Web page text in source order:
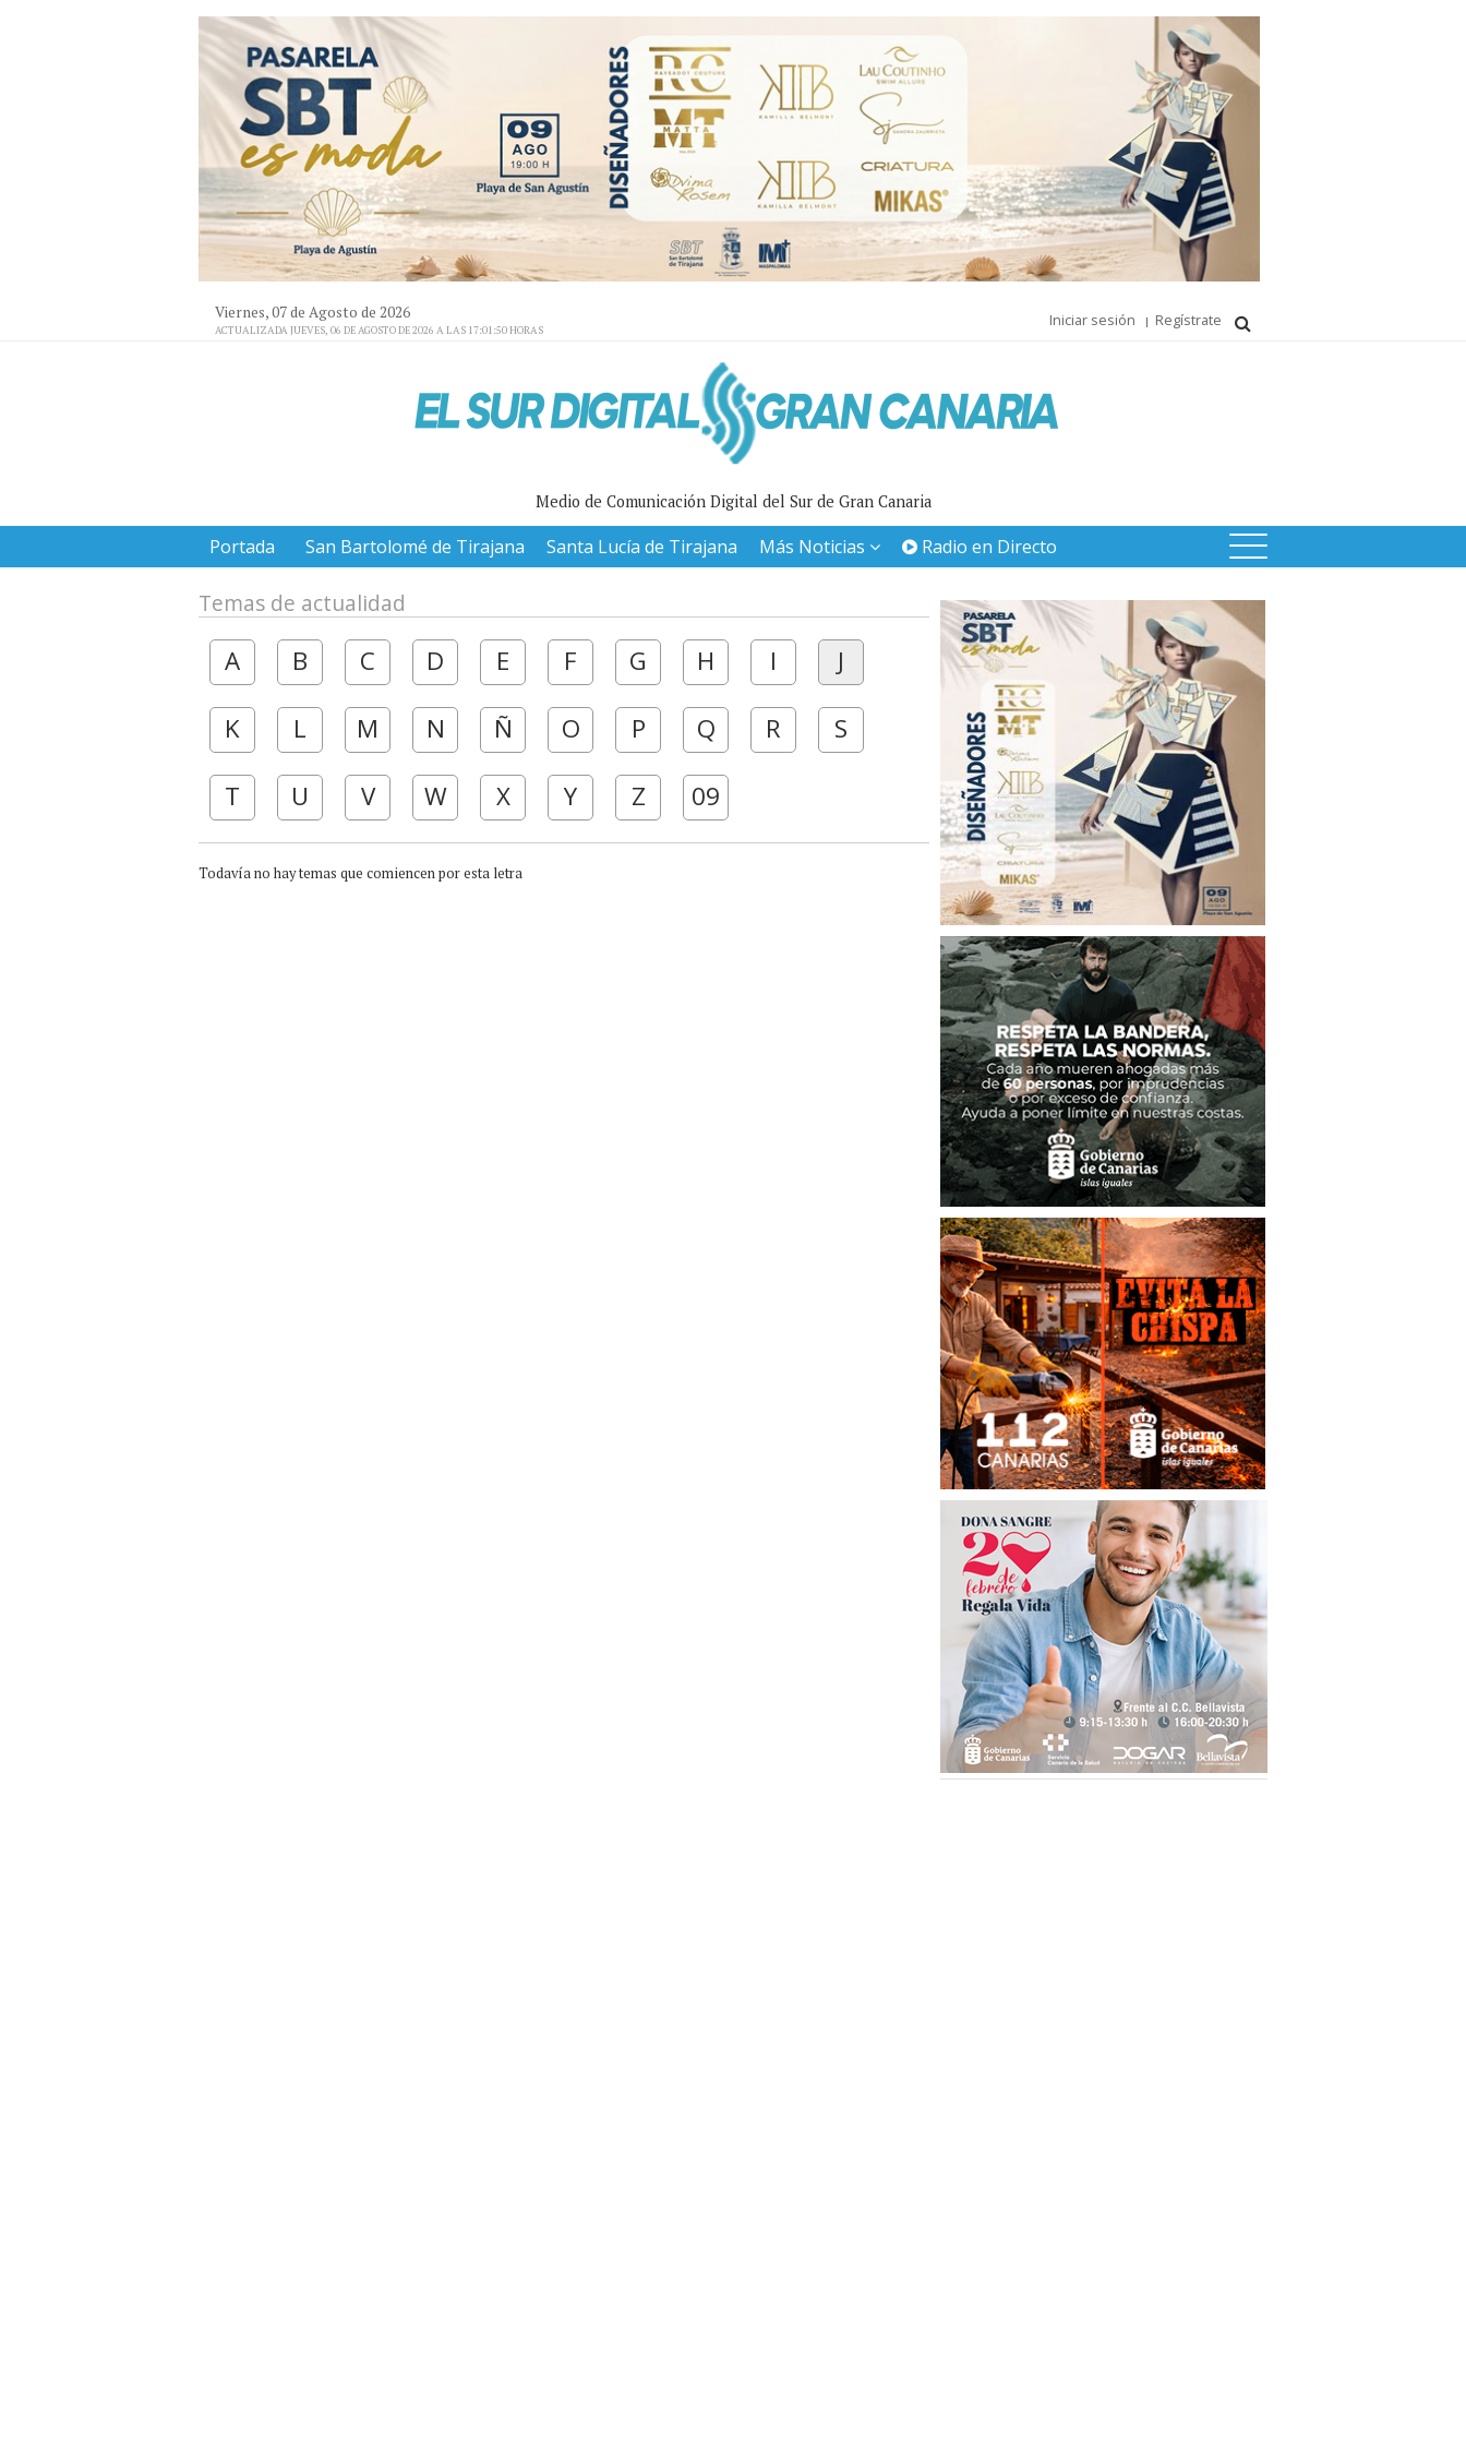
Viernes, 07 de Agosto de 2026
ACTUALIZADA JUEVES, 06 DE AGOSTO DE 2026 A LAS 17:01:50 HORAS
Iniciar sesión Regístrate
Medio de Comunicación Digital del Sur de Gran Canaria
Portada San Bartolomé de Tirajana Santa Lucía de Tirajana Más Noticias Radio en Directo
Temas de actualidad
A B C D E F G H I
J
K
L M N Ñ O P Q R
S
T
U V W X Y Z 09
Todavía no hay temas que comiencen por esta letra